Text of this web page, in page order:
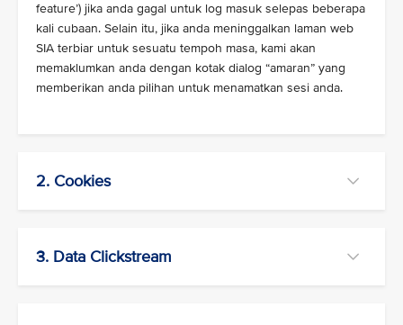
feature’) jika anda gagal untuk log masuk selepas beberapa
kali cubaan. Selain itu, jika anda meninggalkan laman web
SIA terbiar untuk sesuatu tempoh masa, kami akan
memaklumkan anda dengan kotak dialog “amaran” yang
memberikan anda pilihan untuk menamatkan sesi anda.
2. Cookies
3. Data Clickstream